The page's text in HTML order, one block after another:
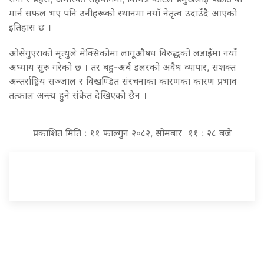
मार्न सफल भए पनि उनीहरूको स्थानमा नयाँ नेतृत्व उदाउँदै आएको
इतिहास छ ।
ओसेगुएराको मृत्युले मेक्सिकोमा लागूऔषध विरुद्धको लडाइँमा नयाँ
अध्याय सुरु गरेको छ । तर बहु-अर्ब डलरको अवैध व्यापार, सशक्त
अन्तर्राष्ट्रिय सञ्जाल र विखण्डित संरचनाका कारणका कारण प्रभाव
तत्काल अन्त्य हुने संकेत देखिएको छैन ।
प्रकाशित मिति : ११ फाल्गुन २०८२, सोमबार ११ : २८ बजे